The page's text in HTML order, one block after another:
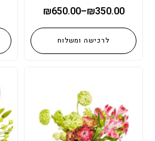
₪350.00
–
₪650.00
לרכישה ומשלוח